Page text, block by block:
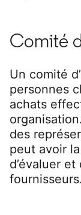
Comité
Un comité
personnes
achats
des
peut avoir
d’évaluer
fournisseurs.